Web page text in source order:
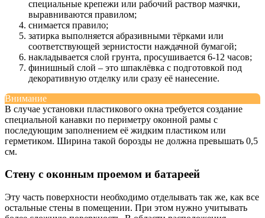
специальные крепежи или рабочий раствор маячки,
выравниваются правилом;
снимается правило;
затирка выполняется абразивными тёрками или
соответствующей зернистости наждачной бумагой;
накладывается слой грунта, просушивается 6-12 часов;
финишный слой – это шпаклёвка с подготовкой под
декоративную отделку или сразу её нанесение.
Внимание
В случае установки пластикового окна требуется создание
специальной канавки по периметру оконной рамы с
последующим заполнением её жидким пластиком или
герметиком. Ширина такой борозды не должна превышать 0,5
см.
Стену с оконным проемом и батареей
Эту часть поверхности необходимо отделывать так же, как все
остальные стены в помещении. При этом нужно учитывать